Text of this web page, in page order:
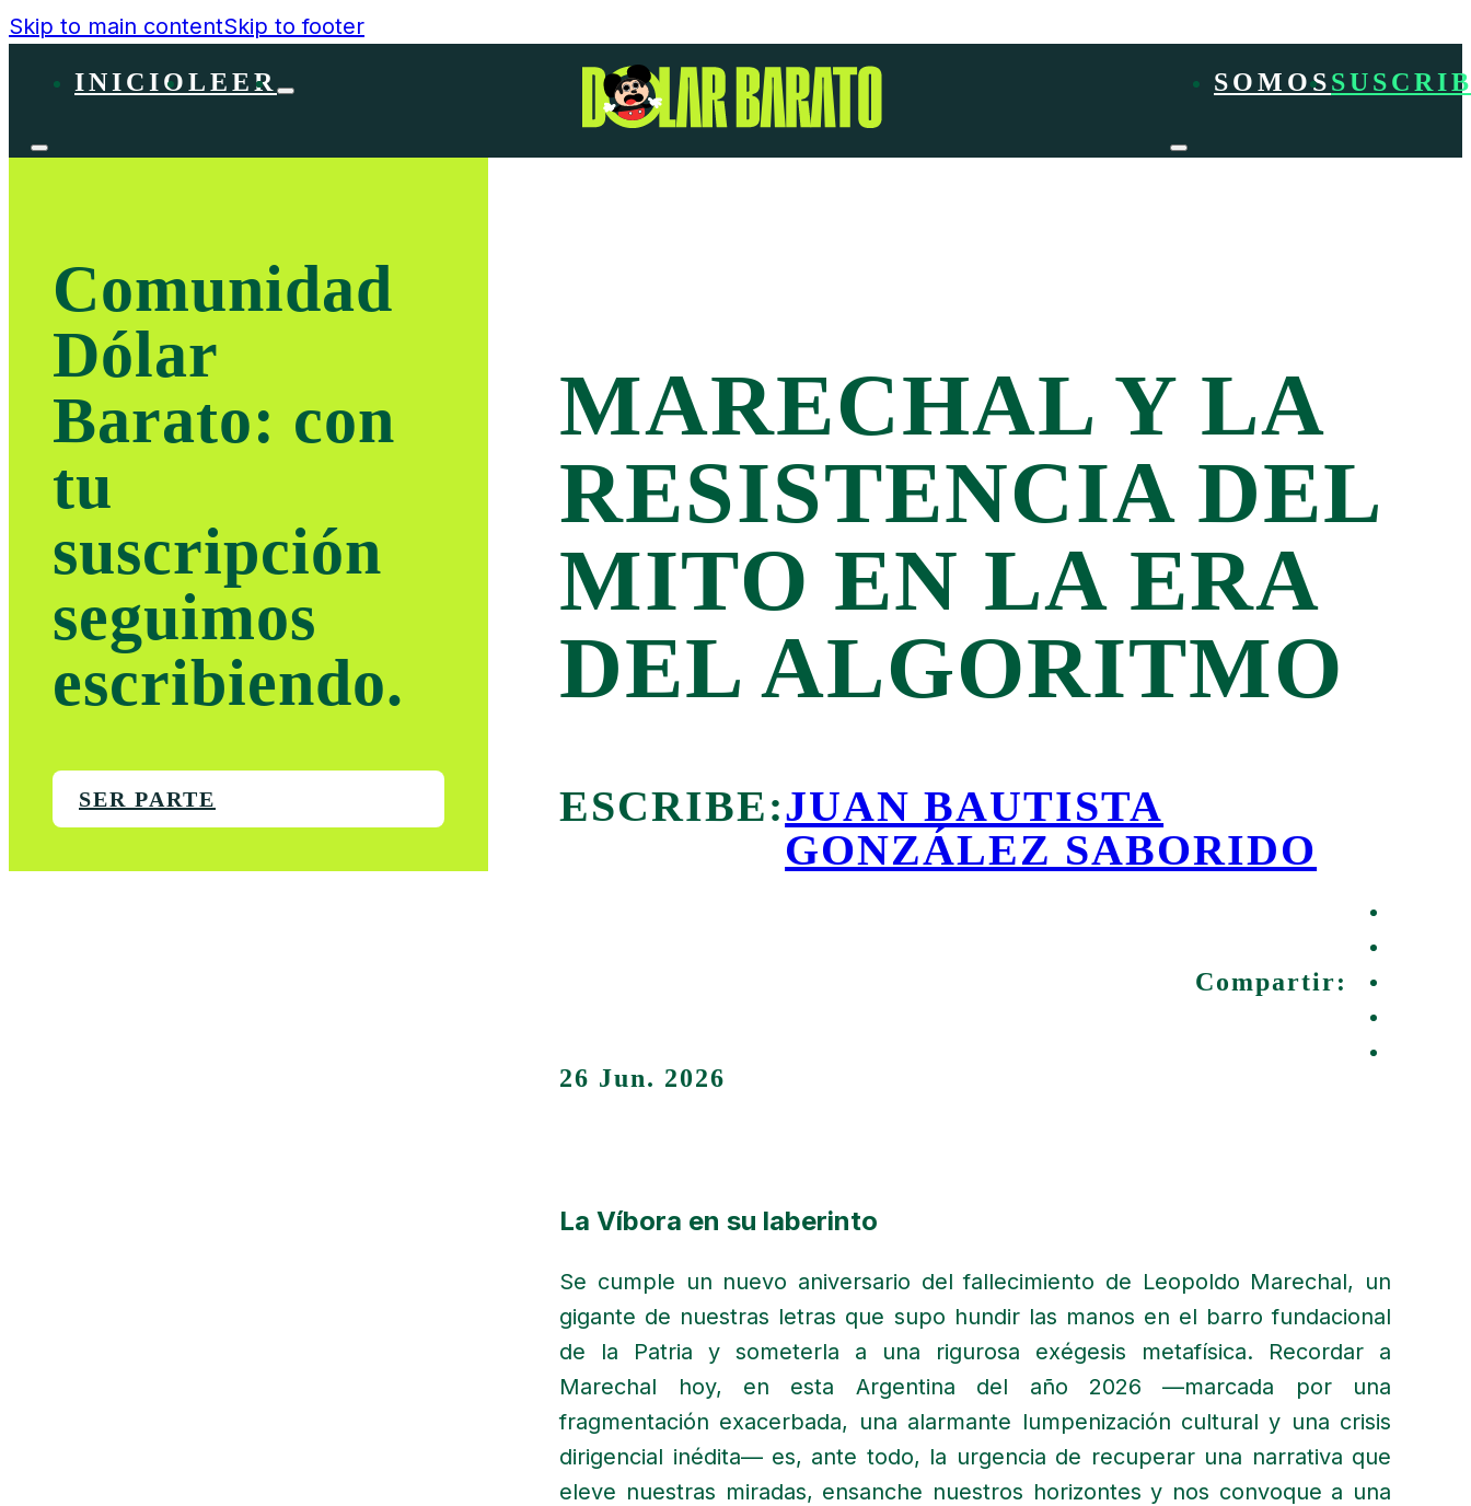
Skip to main contentSkip to footer
INICIOLEER SOMOS
Comunidad
Dólar
Barato: con
tu
suscripción
seguimos
escribiendo.
SER PARTE
MARECHAL Y LA
RESISTENCIA DEL
MITO EN LA ERA
DEL ALGORITMO
ESCRIBE:JUAN BAUTISTA
GONZÁLEZ SABORIDO
26 Jun. 2026
Compartir:
La Víbora en su laberinto
Se cumple un nuevo aniversario del fallecimiento de Leopoldo Marechal, un
gigante de nuestras letras que supo hundir las manos en el barro fundacional
de la Patria y someterla a una rigurosa exégesis metafísica. Recordar a
Marechal hoy, en esta Argentina del año 2026 —marcada por una
fragmentación exacerbada, una alarmante lumpenización cultural y una crisis
dirigencial inédita— es, ante todo, la urgencia de recuperar una narrativa que
eleve nuestras miradas, ensanche nuestros horizontes y nos convoque a una